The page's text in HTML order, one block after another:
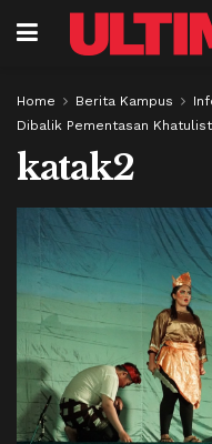
Home Berita Kampus
Dibalik Pementasan
katak2